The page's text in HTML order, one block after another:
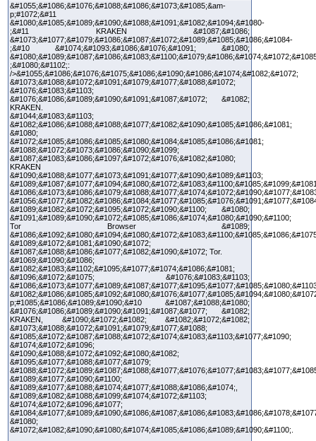
&#1055;&#1086;&#1076;&#1088;&#1086;&#1073;&#1085;&am-
p;#1072;&#11
&#1080;&#1085;&#1089;&#1090;&#1088;&#1091;&#1082;&#1094;&#1080-
;&#11 KRAKEN &#1087;&#1086;
&#1073;&#1077;&#1079;&#1086;&#1087;&#1072;&#1089;&#1085;&#1086;&#1084-
;&#10 &#1074;&#1093;&#1086;&#1076;&#1091; &#1080;
;&#1080;&#1102;:
/>&#1055;&#1086;&#1076;&#1075;&#1086;&#1090;&#1086;&#1074;&#1082;&#1072;
&#1073;&#1088;&#1072;&#1091;&#1079;&#1077;&#1088;&#1072;
&#1076;&#1083;&#1103;
&#1076;&#1086;&#1089;&#1090;&#1091;&#1087;&#1072; &#1082;
KRAKEN.
&#1044;&#1083;&#1103;
&#1082;&#1086;&#1088;&#1088;&#1077;&#1082;&#1090;&#1085;&#1086;&#1081;
&#1080;
&#1072;&#1085;&#1086;&#1085;&#1080;&#1084;&#1085;&#1086;&#1081;
&#1088;&#1072;&#1073;&#1086;&#1090;&#1099;
&#1087;&#1083;&#1086;&#1097;&#1072;&#1076;&#1082;&#1080;
KRAKEN
&#1090;&#1088;&#1077;&#1073;&#1091;&#1077;&#1090;&#1089;&#1103;
&#1089;&#1082;&#1072;&#1095;&#1072;&#1090;&#1100; &#1080;
&#1091;&#1089;&#1090;&#1072;&#1085;&#1086;&#1074;&#1080;&#1090;&#1100;
Tor Browser &#1089;
&#1089;&#1072;&#1081;&#1090;&#1072;
&#1087;&#1088;&#1086;&#1077;&#1082;&#1090;&#1072; Tor.
&#1069;&#1090;&#1086;
&#1082;&#1083;&#1102;&#1095;&#1077;&#1074;&#1086;&#1081;
&#1096;&#1072;&#1075; &#1076;&#1083;&#1103;
p;#1085;&#1086;&#1089;&#1090;&#10 &#1087;&#1088;&#1080;
&#1076;&#1086;&#1089;&#1090;&#1091;&#1087;&#1077; &#1082;
KRAKEN, &#1090;&#1072;&#1082; &#1082;&#1072;&#1082;
&#1073;&#1088;&#1072;&#1091;&#1079;&#1077;&#1088;
&#1085;&#1072;&#1087;&#1088;&#1072;&#1074;&#1083;&#1103;&#1077;&#1090;
&#1074;&#1072;&#1096;
&#1090;&#1088;&#1072;&#1092;&#1080;&#1082;
&#1095;&#1077;&#1088;&#1077;&#1079;
&#1089;&#1077;&#1090;&#1100;
&#1089;&#1077;&#1088;&#1074;&#1077;&#1088;&#1086;&#1074;,
&#1089;&#1082;&#1088;&#1099;&#1074;&#1072;&#1103;
&#1074;&#1072;&#1096;&#1077;
&#1080;
&#1072;&#1082;&#1090;&#1080;&#1074;&#1085;&#1086;&#1089;&#1090;&#1100;.